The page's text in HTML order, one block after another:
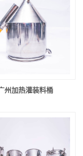
州加热灌装料桶